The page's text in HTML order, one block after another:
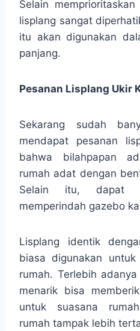
Selain
lisplang sangat
itu akan digunakan
panjang.
Pesanan Lisplang Ukir
Sekarang sudah
mendapat pesanan
bahwa bilahpapan
rumah adat dengan
Selain itu, dapat
memperindah gazebo
Lisplang identik
biasa digunakan
rumah. Terlebih
menarik bisa
untuk suasana
rumah tampak lebih